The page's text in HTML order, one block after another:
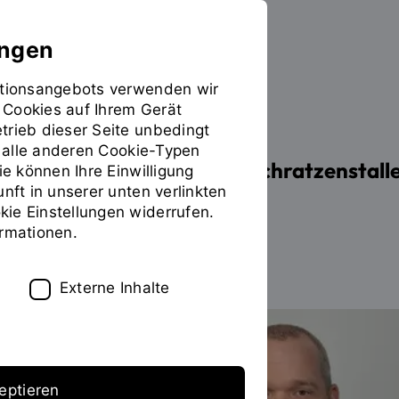
PERSONEN
Prof. Dr.-Ing. Thomas
verwenden wir
auf Ihrem Gerät
dieser Seite unbedingt
anderen Cookie-Typen
können Ihre Einwilligung
in unserer unten verlinkten
Einstellungen widerrufen.
Externe Inhalte